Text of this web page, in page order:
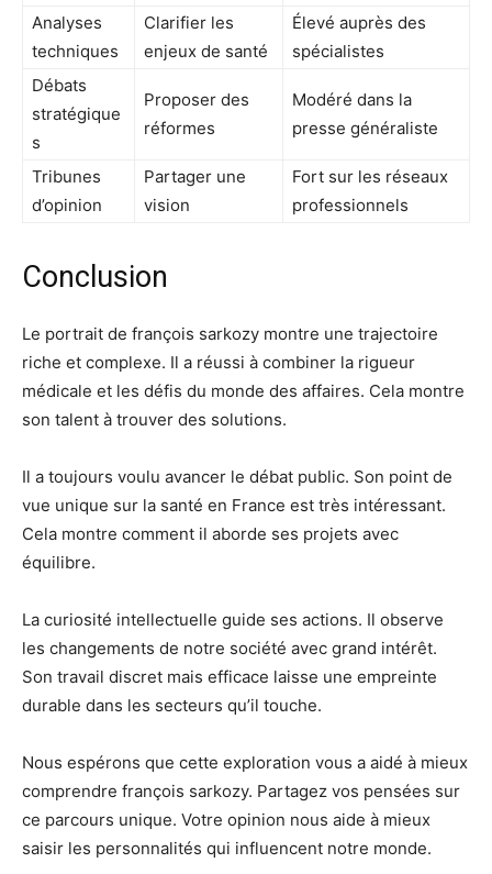
Analyses
techniques
Clarifier les
enjeux de santé
Élevé auprès des
spécialistes
Débats
stratégique
s
Proposer des
réformes
Modéré dans la
presse généraliste
Tribunes
d’opinion
Partager une
vision
Fort sur les réseaux
professionnels
Conclusion
Le portrait de françois sarkozy montre une trajectoire
riche et complexe. Il a réussi à combiner la rigueur
médicale et les défis du monde des affaires. Cela montre
son talent à trouver des solutions.
Il a toujours voulu avancer le débat public. Son point de
vue unique sur la santé en France est très intéressant.
Cela montre comment il aborde ses projets avec
équilibre.
La curiosité intellectuelle guide ses actions. Il observe
les changements de notre société avec grand intérêt.
Son travail discret mais efficace laisse une empreinte
durable dans les secteurs qu’il touche.
Nous espérons que cette exploration vous a aidé à mieux
comprendre françois sarkozy. Partagez vos pensées sur
ce parcours unique. Votre opinion nous aide à mieux
saisir les personnalités qui influencent notre monde.